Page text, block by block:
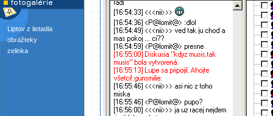
Liptov z lietadla
obrážteky
zelinka